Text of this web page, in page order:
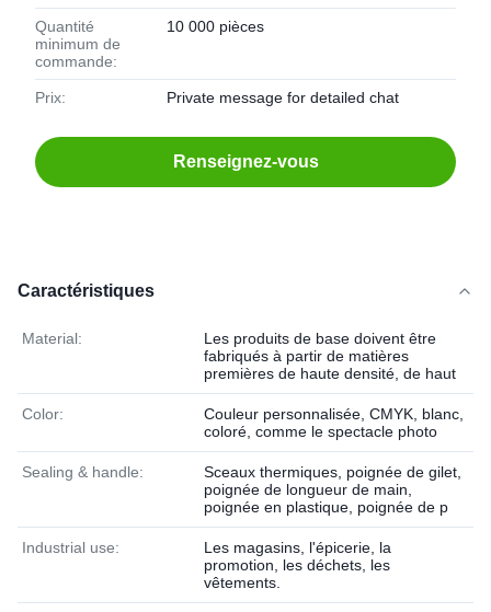
Quantité
minimum de
commande:
10 000 pièces
Prix: Private message for detailed chat
Renseignez-vous
Caractéristiques
Material:
Les produits de base doivent être
fabriqués à partir de matières
premières de haute densité, de haut
Color:
Couleur personnalisée, CMYK, blanc,
coloré, comme le spectacle photo
Sealing & handle:
Sceaux thermiques, poignée de gilet,
poignée de longueur de main,
poignée en plastique, poignée de p
Industrial use:
Les magasins, l'épicerie, la
promotion, les déchets, les
vêtements.